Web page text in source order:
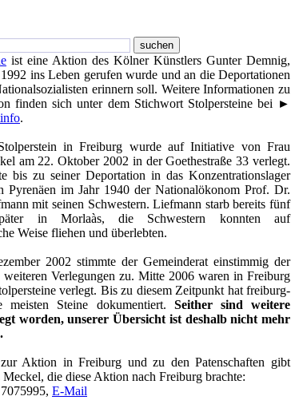
ist eine Aktion des Kölner Künstlers Gunter Demnig,
ins Leben gerufen wurde und an die Deportationen
erinnern soll. Weitere Informationen zu
finden sich unter dem Stichwort Stolpersteine bei ►
.
in Freiburg wurde auf Initiative von Frau
am 22. Oktober 2002 in der Goethestraße 33 verlegt.
bis zu seiner Deportation in das Konzentrationslager
Pyrenäen im Jahr 1940 der Nationalökonom Prof. Dr.
mit seinen Schwestern. Liefmann starb bereits fünf
in Morlaàs, die Schwestern konnten auf
Weise fliehen und überlebten.
2002 stimmte der Gemeinderat einstimmig der
Verlegungen zu. Mitte 2006 waren in Freiburg
verlegt. Bis zu diesem Zeitpunkt hat freiburg-
meisten Steine dokumentiert. Seither sind weitere
worden, unserer Übersicht ist deshalb nicht mehr
Aktion in Freiburg und zu den Patenschaften gibt
die diese Aktion nach Freiburg brachte:
E-Mail